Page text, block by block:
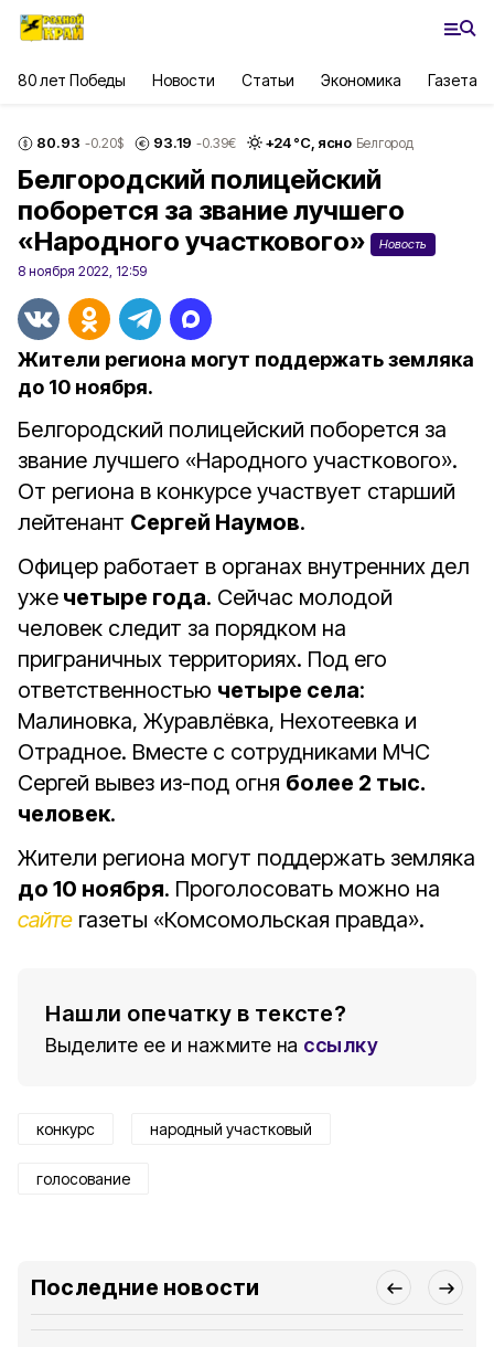
80 лет Победы Новости Статьи Экономика Газета
80.93 -0.20$ 93.19 -0.39€ +24°С, ясно Белгород
Белгородский полицейский
поборется за звание лучшего
«Народного участкового»
Новость
8 ноября 2022, 12:59
Жители региона могут поддержать земляка
до 10 ноября.
Белгородский полицейский поборется за
звание лучшего «Народного участкового».
От региона в конкурсе участвует старший
лейтенант Сергей Наумов.
Офицер работает в органах внутренних дел
уже четыре года. Сейчас молодой
человек следит за порядком на
приграничных территориях. Под его
ответственностью четыре села:
Малиновка, Журавлёвка, Нехотеевка и
Отрадное. Вместе с сотрудниками МЧС
Сергей вывез из-под огня более 2 тыс.
человек.
Жители региона могут поддержать земляка
до 10 ноября. Проголосовать можно на
сайте газеты «Комсомольская правда».
Нашли опечатку в тексте?
Выделите ее и нажмите на ссылку
конкурс народный участковый
голосование
Последние новости